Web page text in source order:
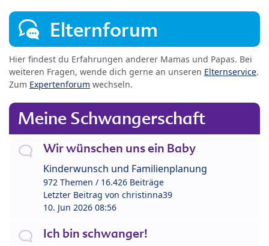
Elternforum
Hier findest du Erfahrungen anderer Mamas und Papas. Bei
weiteren Fragen, wende dich gerne an unseren Elternservice.
Zum Expertenforum wechseln.
Meine Schwangerschaft
Wir wünschen uns ein Baby
Kinderwunsch und Familienplanung
972 Themen / 16.426 Beiträge
Letzter Beitrag von christinna39
10. Jun 2026 08:56
Ich bin schwanger!